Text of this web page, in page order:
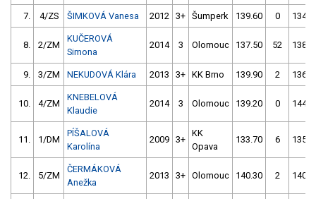
7. 4/ZS ŠIMKOVÁ Vanesa 2012 3+ Šumperk 139.60 0
8. 2/ZM
KUČEROVÁ
Simona
2014 3 Olomouc 137.50 52
9. 3/ZM NEKUDOVÁ Klára 2013 3+ KK Brno 139.90 2
10. 4/ZM
KNEBELOVÁ
Klaudie
2014 3 Olomouc 139.20 0
11. 1/DM
PÍŠALOVÁ
Karolína
2009 3+
KK
Opava
133.70 6
12. 5/ZM
ČERMÁKOVÁ
Anežka
2013 3+ Olomouc 140.30 2